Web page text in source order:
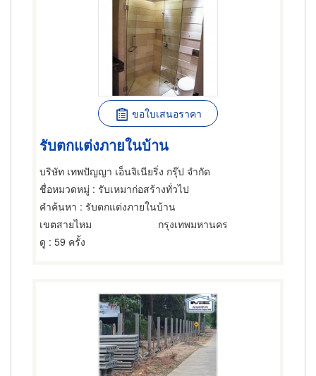
ขอใบเสนอราคา
รับตกแต่งภายในบ้าน
บริษัท เทพปัญญา เอ็นจิเนียริ่ง กรุ๊ป จำกัด
ชื่อหมวดหมู่ : รับเหมาก่อสร้างทั่วไป
คำค้นหา : รับตกแต่งภายในบ้าน
เขตสายไหม
กรุงเทพมหานคร
ดู : 59 ครั้ง